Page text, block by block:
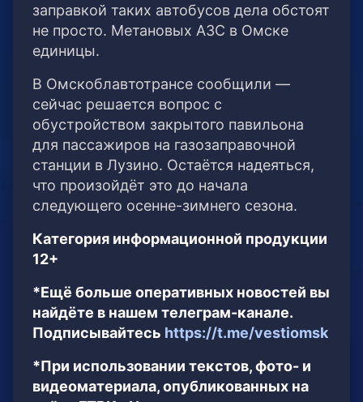
заправкой таких автобусов дела обстоят
не просто. Метановых АЗС в Омске
единицы.
В Омскоблавтотрансе сообщили —
сейчас решается вопрос с
обустройством закрытого павильона
для пассажиров на газозаправочной
станции в Лузино. Остаётся надеяться,
что произойдёт это до начала
следующего осенне-зимнего сезона.
Категория информационной продукции
12+
*Ещё больше оперативных новостей вы
найдёте в нашем телеграм-канале.
Подписывайтесь https://t.me/vestiomsk
*При использовании текстов, фото- и
видеоматериала, опубликованных на